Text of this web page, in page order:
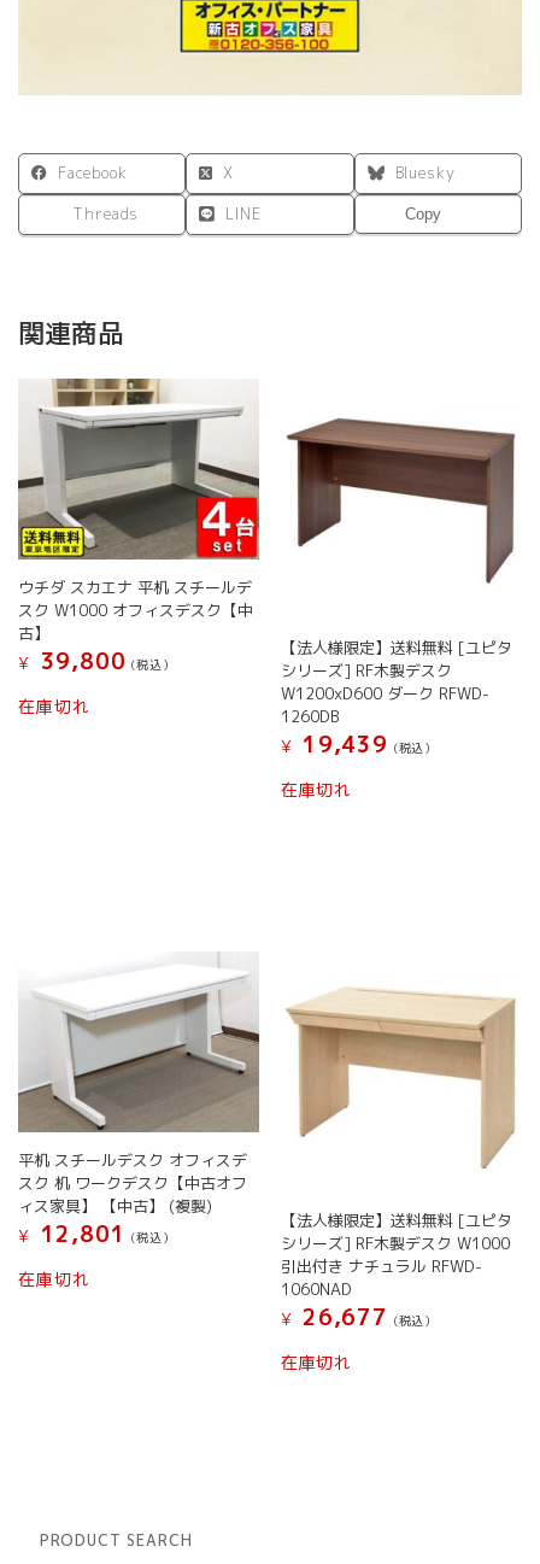
Facebook X
Bluesky
Threads
LINE Copy
関連商品
ウチダ スカエナ 平机 スチールデ
スク W1000 オフィスデスク【中
古】
¥
39,800 (税込）
在庫切れ
【法人様限定】送料無料 [ユピタ
シリーズ] RF木製デスク
W1200xD600 ダーク RFWD-
1260DB
¥
19,439 (税込）
在庫切れ
平机 スチールデスク オフィスデ
スク 机 ワークデスク【中古オフ
ィス家具】 【中古】 (複製)
¥
12,801 (税込）
在庫切れ
【法人様限定】送料無料 [ユピタ
シリーズ] RF木製デスク W1000
引出付き ナチュラル RFWD-
1060NAD
¥ 26,677 (税込）
在庫切れ
PRODUCT SEARCH